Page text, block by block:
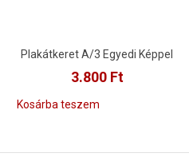
Plakátkeret A/3 Egyedi Képpel
3.800 Ft
Kosárba teszem